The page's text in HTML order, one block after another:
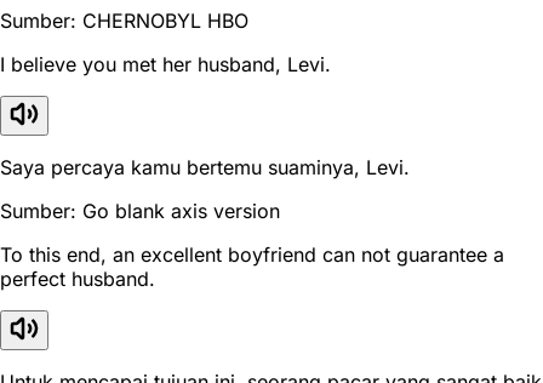
Sumber: CHERNOBYL HBO
I believe you met her husband, Levi.
Saya percaya kamu bertemu suaminya, Levi.
Sumber: Go blank axis version
To this end, an excellent boyfriend can not guarantee a
perfect husband.